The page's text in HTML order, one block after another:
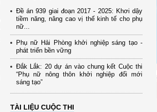
Đề án 939 giai đoạn 2017 - 2025: Khơi dậy
tiềm năng, nâng cao vị thế kinh tế cho phụ
nữ...
Phụ nữ Hải Phòng khởi nghiệp sáng tạo -
phát triển bền vững
Đắk Lắk: 20 dự án vào chung kết Cuộc thi
“Phụ nữ nông thôn khởi nghiệp đổi mới
sáng tạo”
TÀI LIỆU CUỘC THI